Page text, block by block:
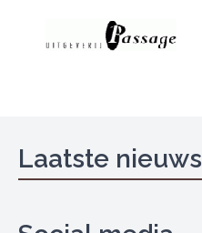
Laatste nieuws